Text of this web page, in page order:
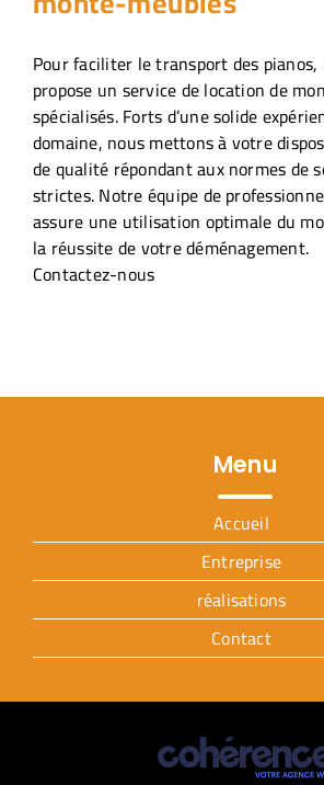
Pour faciliter le transport des
propose un service de location de
spécialisés. Forts d’une solide
domaine, nous mettons à votre
de qualité répondant aux normes de
strictes. Notre équipe de
assure une utilisation optimale du
la réussite de votre déménagement.
Contactez-nous
Menu
Accueil
Entreprise
réalisations
Contact